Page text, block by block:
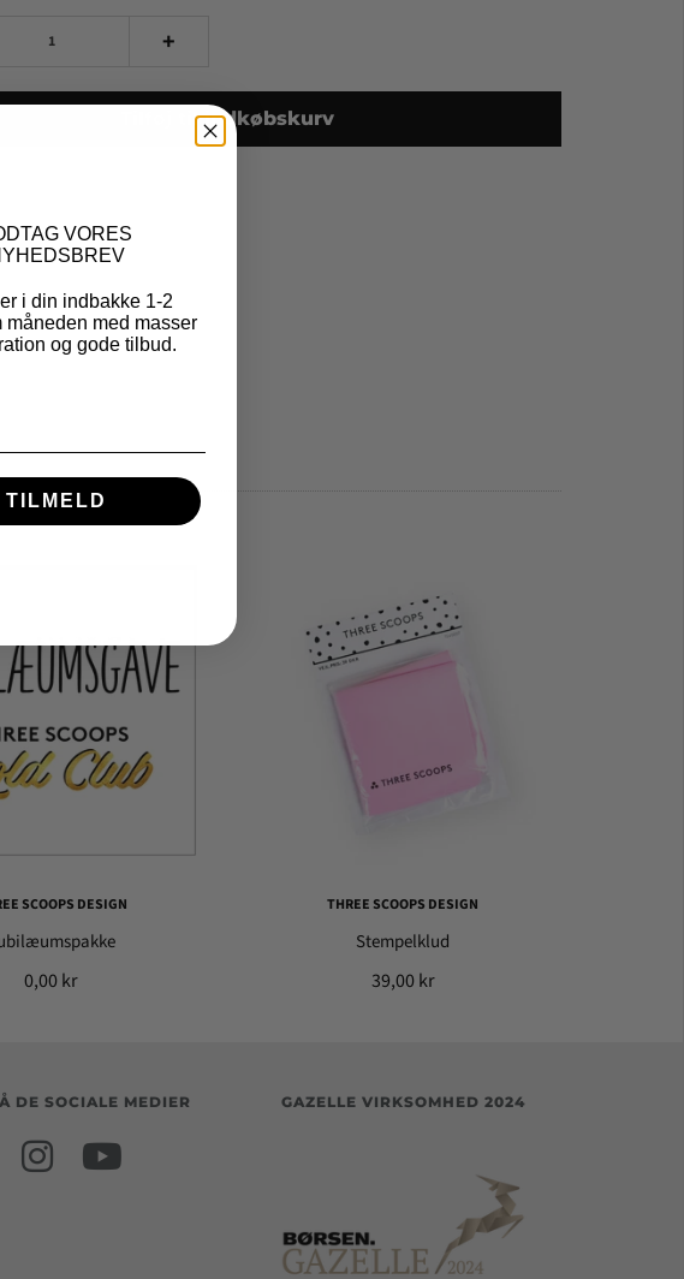
+
Tilføj til indkøbskurv
SCOOPS DESIGN
0,00 kr
THREE SCOOPS DESIGN
Stempelklud
39,00 kr
DE SOCIALE MEDIER GAZELLE VIRKSOMHED 2024
TAG VORES
i din indbakke 1-2
måneden med masser
og gode tilbud.
TILMELD